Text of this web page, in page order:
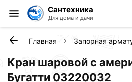
Сантехника
Для дома и дачи
Главная Запорная
Кран шаровой с
Бугатти 03220032